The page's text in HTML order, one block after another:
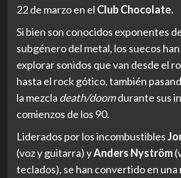
22 de marzo en el Club Chocolate.
Si bien son conocidos exponentes
subgénero del metal, los suecos
explorar sonidos que van desde el
hasta el rock gótico, también
la mezcla death/doomdurante sus
comienzos de los 90.
Liderados por los incombustibles
(voz y guitarra) yAnders Nyström
teclados), se han convertido en